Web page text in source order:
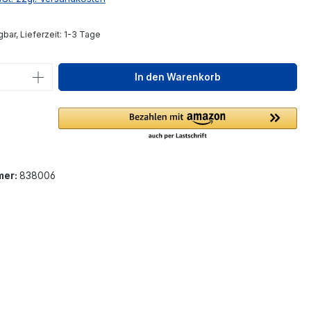
Lieferzeit: 1-3 Tage
Anzahl: Gib den gewünschten Wert
In den Warenkorb
838006